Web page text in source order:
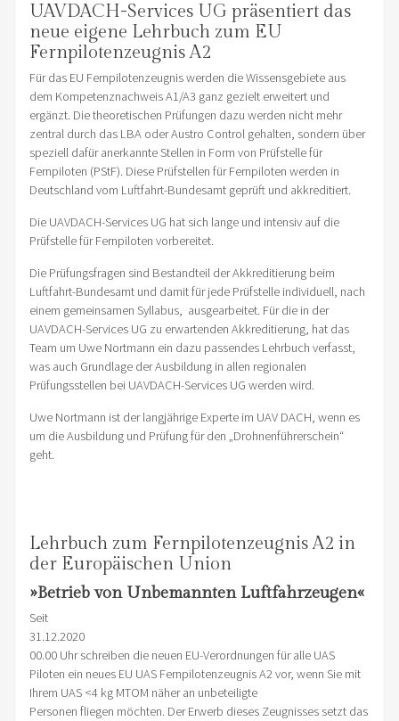
UAVDACH-Services UG präsentiert das
neue eigene Lehrbuch zum EU
Fernpilotenzeugnis A2
Für das EU Fernpilotenzeugnis werden die Wissensgebiete aus
dem Kompetenznachweis A1/A3 ganz gezielt erweitert und
ergänzt. Die theoretischen Prüfungen dazu werden nicht mehr
zentral durch das LBA oder Austro Control gehalten, sondern über
speziell dafür anerkannte Stellen in Form von Prüfstelle für
Fernpiloten (PStF). Diese Prüfstellen für Fernpiloten werden in
Deutschland vom Luftfahrt-Bundesamt geprüft und akkreditiert.
Die UAVDACH-Services UG hat sich lange und intensiv auf die
Prüfstelle für Fernpiloten vorbereitet.
Die Prüfungsfragen sind Bestandteil der Akkreditierung beim
Luftfahrt-Bundesamt und damit für jede Prüfstelle individuell, nach
einem gemeinsamen Syllabus, ausgearbeitet. Für die in der
UAVDACH-Services UG zu erwartenden Akkreditierung, hat das
Team um Uwe Nortmann ein dazu passendes Lehrbuch verfasst,
was auch Grundlage der Ausbildung in allen regionalen
Prüfungsstellen bei UAVDACH-Services UG werden wird.
Uwe Nortmann ist der langjährige Experte im UAV DACH, wenn es
um die Ausbildung und Prüfung für den „Drohnenführerschein“
geht.
Lehrbuch zum Fernpilotenzeugnis A2 in
der Europäischen Union
»Betrieb von Unbemannten Luftfahrzeugen«
Seit
31.12.2020
00.00 Uhr schreiben die neuen EU-Verordnungen für alle UAS
Piloten ein neues EU UAS Fernpilotenzeugnis A2 vor, wenn Sie mit
Ihrem UAS <4 kg MTOM näher an unbeteiligte
Personen fliegen möchten. Der Erwerb dieses Zeugnisses setzt das